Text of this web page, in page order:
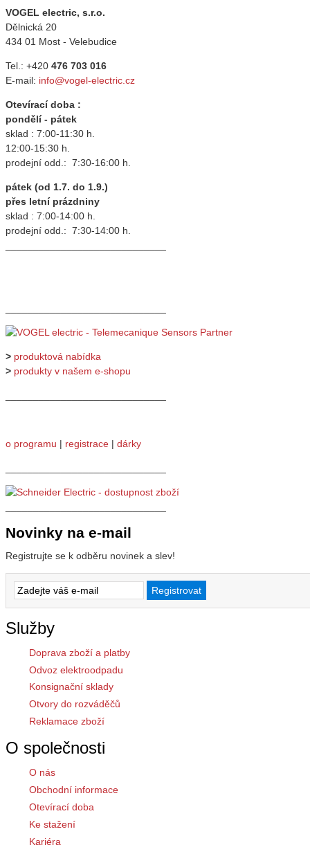
VOGEL electric, s.r.o.
Dělnická 20
434 01 Most - Velebudice
Tel.: +420 476 703 016
E-mail: info@vogel-electric.cz
Otevírací doba :
pondělí - pátek
sklad : 7:00-11:30 h.
12:00-15:30 h.
prodejní odd.: 7:30-16:00 h.
pátek (od 1.7. do 1.9.)
přes letní prázdniny
sklad : 7:00-14:00 h.
prodejní odd.: 7:30-14:00 h.
> produktová nabídka
> produkty v našem e-shopu
o programu | registrace | dárky
Novinky na e-mail
Registrujte se k odběru novinek a slev!
Služby
Doprava zboží a platby
Odvoz elektroodpadu
Konsignační sklady
Otvory do rozváděčů
Reklamace zboží
O společnosti
O nás
Obchodní informace
Otevírací doba
Ke stažení
Kariéra